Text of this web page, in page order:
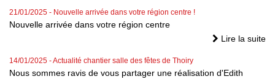
21/01/2025 - Nouvelle arrivée dans votre région centre !
Nouvelle arrivée dans votre région centre
Lire la suite
14/01/2025 - Actualité chantier salle des fêtes de Thoiry
Nous sommes ravis de vous partager une réalisation d'Edith